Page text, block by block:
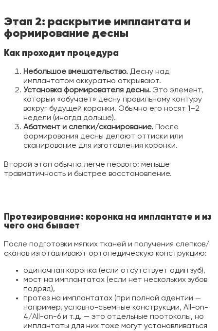
Этап 2: раскрытие имплантата и
формирование десны
Как проходит процедура
Небольшое вмешательство. Десну над
имплантатом аккуратно открывают.
Установка формирователя десны. Это элемент,
который «обучает» десну правильному контуру
вокруг будущей коронки. Обычно его носят 1–2
недели (иногда дольше).
Абатмент и слепки/сканирование. После
формирования десны делают оттиски или
сканирование для изготовления коронки.
Второй этап обычно легче первого: меньше
травматичность и быстрее восстановление.
Протезирование: коронка на имплантате и из
чего она бывает
После подготовки мягких тканей и получения слепков/
сканов изготавливают ортопедическую конструкцию:
одиночная коронка (если отсутствует один зуб),
мост на имплантатах (если нет нескольких зубов
подряд),
протез на имплантатах (при полной адентии —
например, условно-съемные конструкции, All-on-
4/All-on-6 и т.д. — это отдельные протоколы, но
имплантаты для них тоже могут устанавливаться